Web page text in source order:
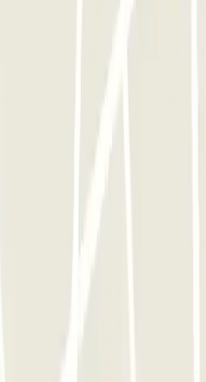
Carmona Bernabéu
de Portugal EMT
a prop de Avenida
en el centro de la